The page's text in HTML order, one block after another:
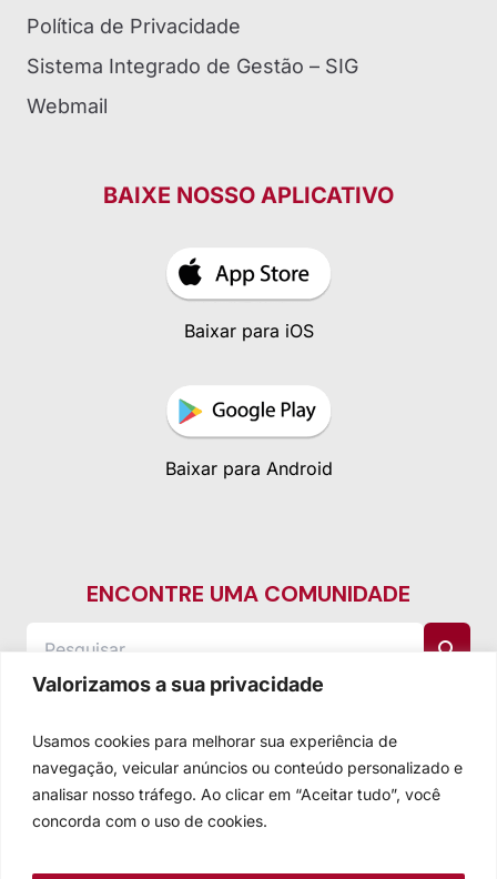
Valorizamos a sua privacidade
Usamos cookies para melhorar sua experiência de
navegação, veicular anúncios ou conteúdo personalizado e
analisar nosso tráfego. Ao clicar em “Aceitar tudo”, você
concorda com o uso de cookies.
Política de Privacidade
Sistema Integrado de Gestão – SIG
Webmail
BAIXE NOSSO APLICATIVO
Baixar para iOS
Baixar para Android
ENCONTRE UMA COMUNIDADE